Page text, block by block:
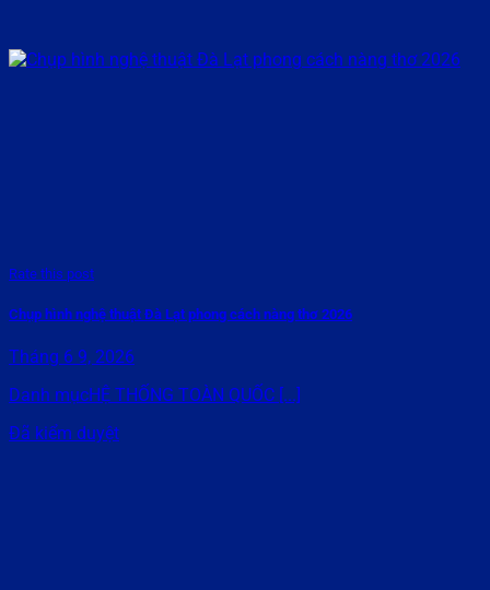
Rate this post
Chụp hình nghệ thuật Đà Lạt phong cách nàng thơ 2026
Tháng 6 9, 2026
Danh mụcHỆ THỐNG TOÀN QUỐC [...]
Đã kiểm duyệt